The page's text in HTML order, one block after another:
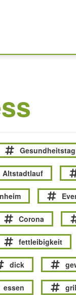
Gesundheitstag
Altstadtlauf
Corona
fettleibigkeit
dick
essen